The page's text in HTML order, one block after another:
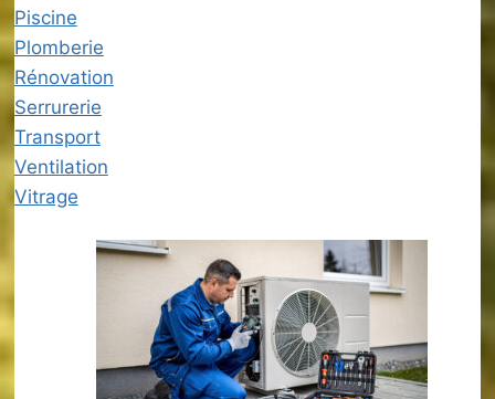
Piscine
Plomberie
Rénovation
Serrurerie
Transport
Ventilation
Vitrage